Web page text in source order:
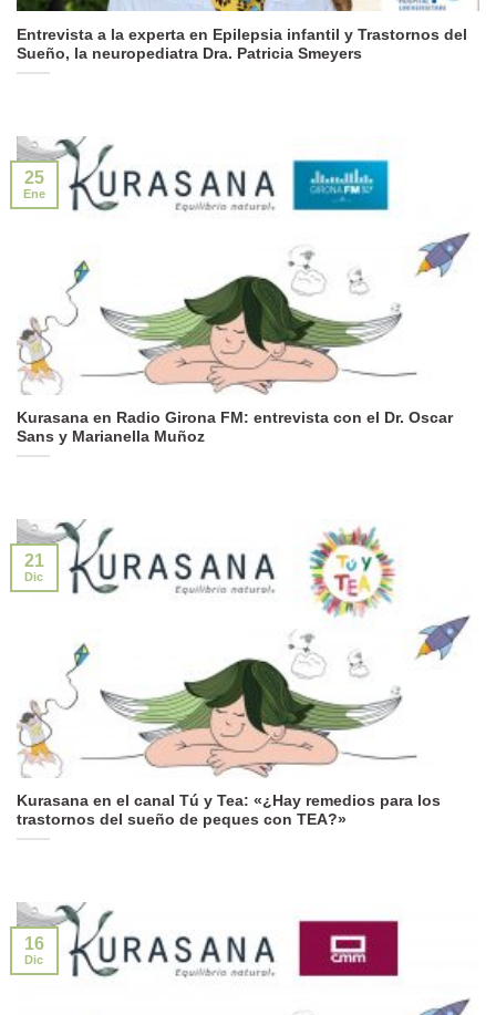
Entrevista a la experta en Epilepsia infantil y Trastornos del
Sueño, la neuropediatra Dra. Patricia Smeyers
Kurasana en Radio Girona FM: entrevista con el Dr. Oscar
Sans y Marianella Muñoz
25
Ene
Kurasana en el canal Tú y Tea: «¿Hay remedios para los
trastornos del sueño de peques con TEA?»
21
Dic
16
Dic